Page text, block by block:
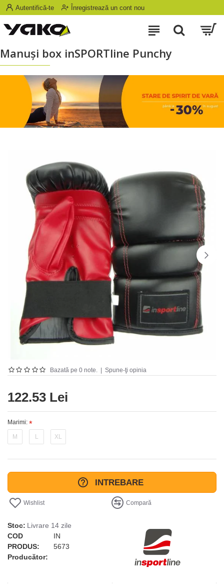
Autentifică-te Înregistrează un cont nou
Manuşi box inSPORTline Punchy
Bazată pe 0 note. Spune-ţi opinia
122.53 Lei
Marimi:
M L XL
INTREBARE
Wishlist Compară
Stoc: Livrare 14 zile
COD
PRODUS:
IN
5673
Producător: